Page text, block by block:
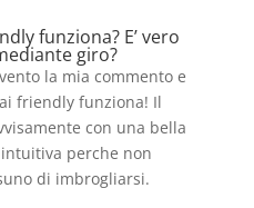
funziona? E’ vero
giro?
la mia commento e
friendly funziona! Il
con una bella
perche non
di imbrogliarsi.